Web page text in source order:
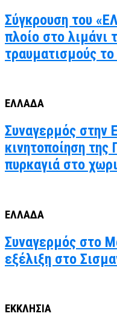
Σύγκρουση του
πλοίο στο λιμάνι
τραυματισμούς
ΕΛΛΑΔΑ
Συναγερμός στην
κινητοποίηση της
πυρκαγιά στο
ΕΛΛΑΔΑ
Συναγερμός στο
εξέλιξη στο
ΕΚΚΛΗΣΙΑ